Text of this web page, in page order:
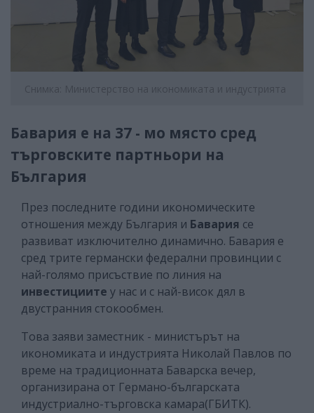
Снимка: Министерство на икономиката и индустрията
Бавария е на 37 - мо място сред
търговските партньори на
България
През последните години икономическите
отношения между България и Бавария се
развиват изключително динамично. Бавария е
сред трите германски федерални провинции с
най-голямо присъствие по линия на
инвестициите у нас и с най-висок дял в
двустранния стокообмен.
Това заяви заместник - министърът на
икономиката и индустрията Николай Павлов по
време на традиционната Баварска вечер,
организирана от Германо-българската
индустриално-търговска камара(ГБИТК).